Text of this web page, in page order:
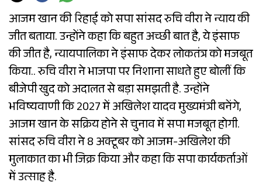
आजम खान की रिहाई को सपा सांसद रुचि वीरा ने न्याय की
जीत बताया. उन्होंने कहा कि बहुत अच्छी बात है, ये इंसाफ
की जीत है, न्यायपालिका ने इंसाफ देकर लोकतंत्र को मजबूत
किया.. रुचि वीरा ने भाजपा पर निशाना साधते हुए बोलीं कि
बीजेपी खुद को अदालत से बड़ा समझती है. उन्होंने
भविष्यवाणी कि 2027 में अखिलेश यादव मुख्यमंत्री बनेंगे,
आजम खान के सक्रिय होने से चुनाव में सपा मजबूत होगी.
सांसद रुचि वीरा ने 8 अक्टूबर को आजम-अखिलेश की
मुलाकात का भी जिक्र किया और कहा कि सपा कार्यकर्ताओं
में उत्साह है.